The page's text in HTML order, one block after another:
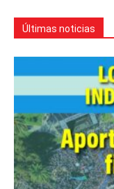
Últimas noticias